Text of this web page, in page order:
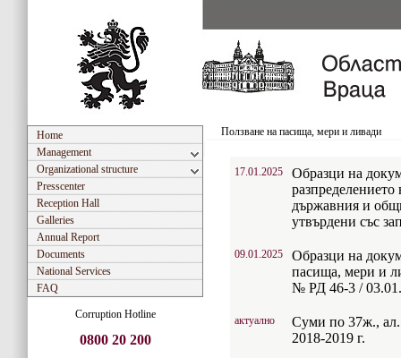
Home
Management
Organizational structure
Presscenter
Reception Hall
Galleries
Annual Report
Documents
National Services
FAQ
Corruption Hotline
0800 20 200
Ползване на пасища, мери и ливади
17.01.2025
Образци на
държавния и
утвърдени със
09.01.2025
Образци на
пасища, мери и
№ РД 46-3 /
актуално
Суми по 37ж.,
2018-2019 г.